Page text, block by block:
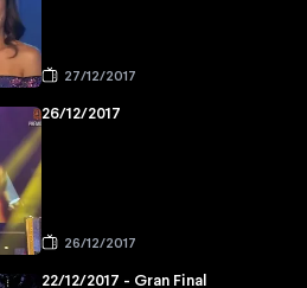
27/12/2017
26/12/2017
26/12/2017
22/12/2017 - Gran Final